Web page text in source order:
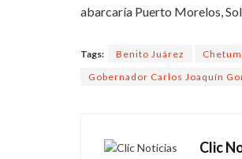
abarcaría Puerto Morelos,
Tags: Benito Juárez
Gobernador Carlos Joaquín
Clic